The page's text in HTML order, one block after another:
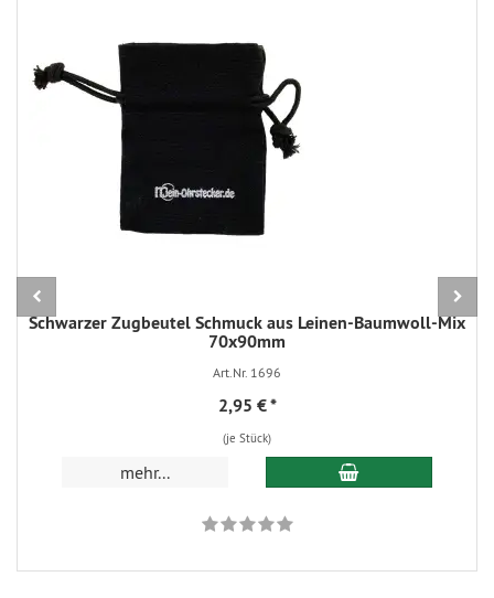
Schwarzer Zugbeutel Schmuck aus Leinen-Baumwoll-Mix
70x90mm
Art.Nr. 1696
2,95 €*
(je Stück)
mehr... In den Warenkorb